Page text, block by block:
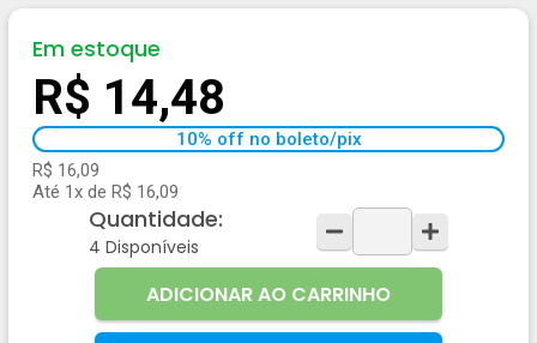
Em estoque
R$ 14,48
10% off no boleto/pix
R$ 16,09
Até 1x de R$ 16,09
Quantidade:
4 Disponíveis
ADICIONAR AO CARRINHO